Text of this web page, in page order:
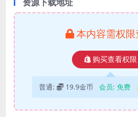
资源下载地址
本内容需权
购买查看权限
普通: 19.9金币 会员: 免费